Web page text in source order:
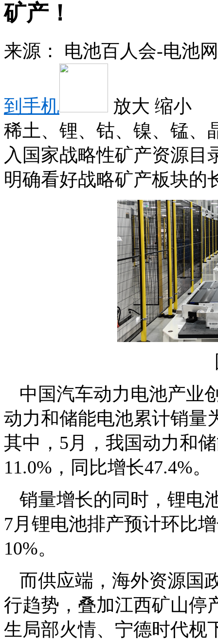
矿产！
来源： 电池百人会-电池
到手机 放大 缩小
稀土、锂、钴、镍、锰、
入国家战略性矿产资源目
明确看好战略矿产板块的
中国汽车动力电池产业
动力和储能电池累计销量
其中，5月，我国动力和
11.0%，同比增长47.4%。
销量增长的同时，锂电
7月锂电池排产预计环比
10%。
而供应端，海外资源国
行趋势，叠加江西矿山停
生局部火情、宁德时代枧